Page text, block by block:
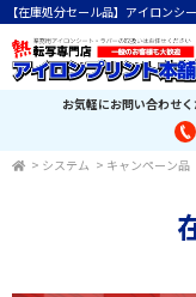
【在庫処分セール品】アイロンシ
お気軽にお問い合わせ
> システム > キャンペーン品